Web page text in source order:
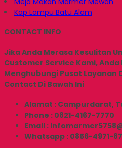
Kap Lampu Batu Alam
CONTACT INFO
Jika Anda Merasa Kesulitan
Customer Service Kami, Anda
Menghubungi Pusat Layanan
Contact Di Bawah Ini
Alamat : Campurdarat,
Phone : 0821-4167-7770
Email :
Whatsapp : 0856-4971-